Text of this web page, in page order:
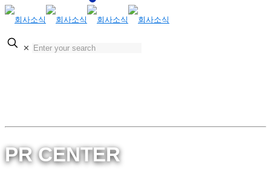
✕
PR CENTER